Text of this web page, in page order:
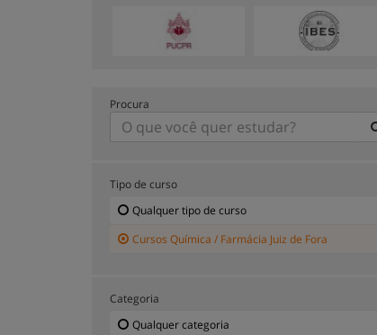
Procura
Tipo de curso
Qualquer tipo de curso
Cursos Química / Farmácia Juiz de Fora
Categoria
Qualquer categoria